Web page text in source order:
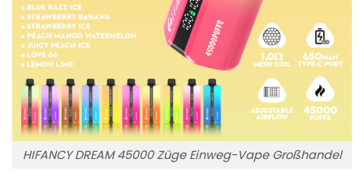
HIFANCY DREAM 45000 Züge Einweg-Vape Großhandel